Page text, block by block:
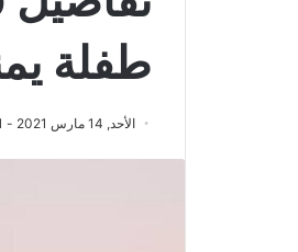
طفلة
الأحد, 14 مارس 2021 - 4:41 م